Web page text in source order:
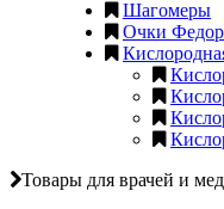
Шагомеры
Очки
Товары для врачей и